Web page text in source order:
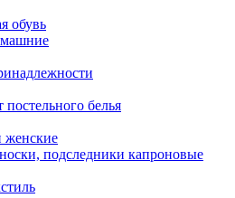
обувь
постельного белья
женские
подследники капроновые